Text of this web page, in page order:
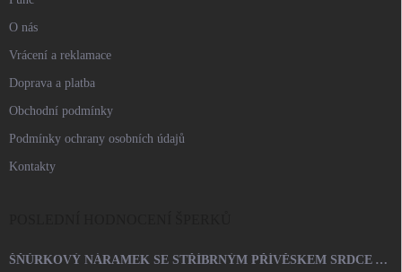
O nás
Vrácení a reklamace
Doprava a platba
Obchodní podmínky
Podmínky ochrany osobních údajů
Kontakty
ŠŇŮRKOVÝ NÁRAMEK SE STŘÍBRNÝM PŘÍVĚSKEM SRDCE A KRYSTALY SWAROVSKI CRYSTAL (STŘÍBRO 925/1000)